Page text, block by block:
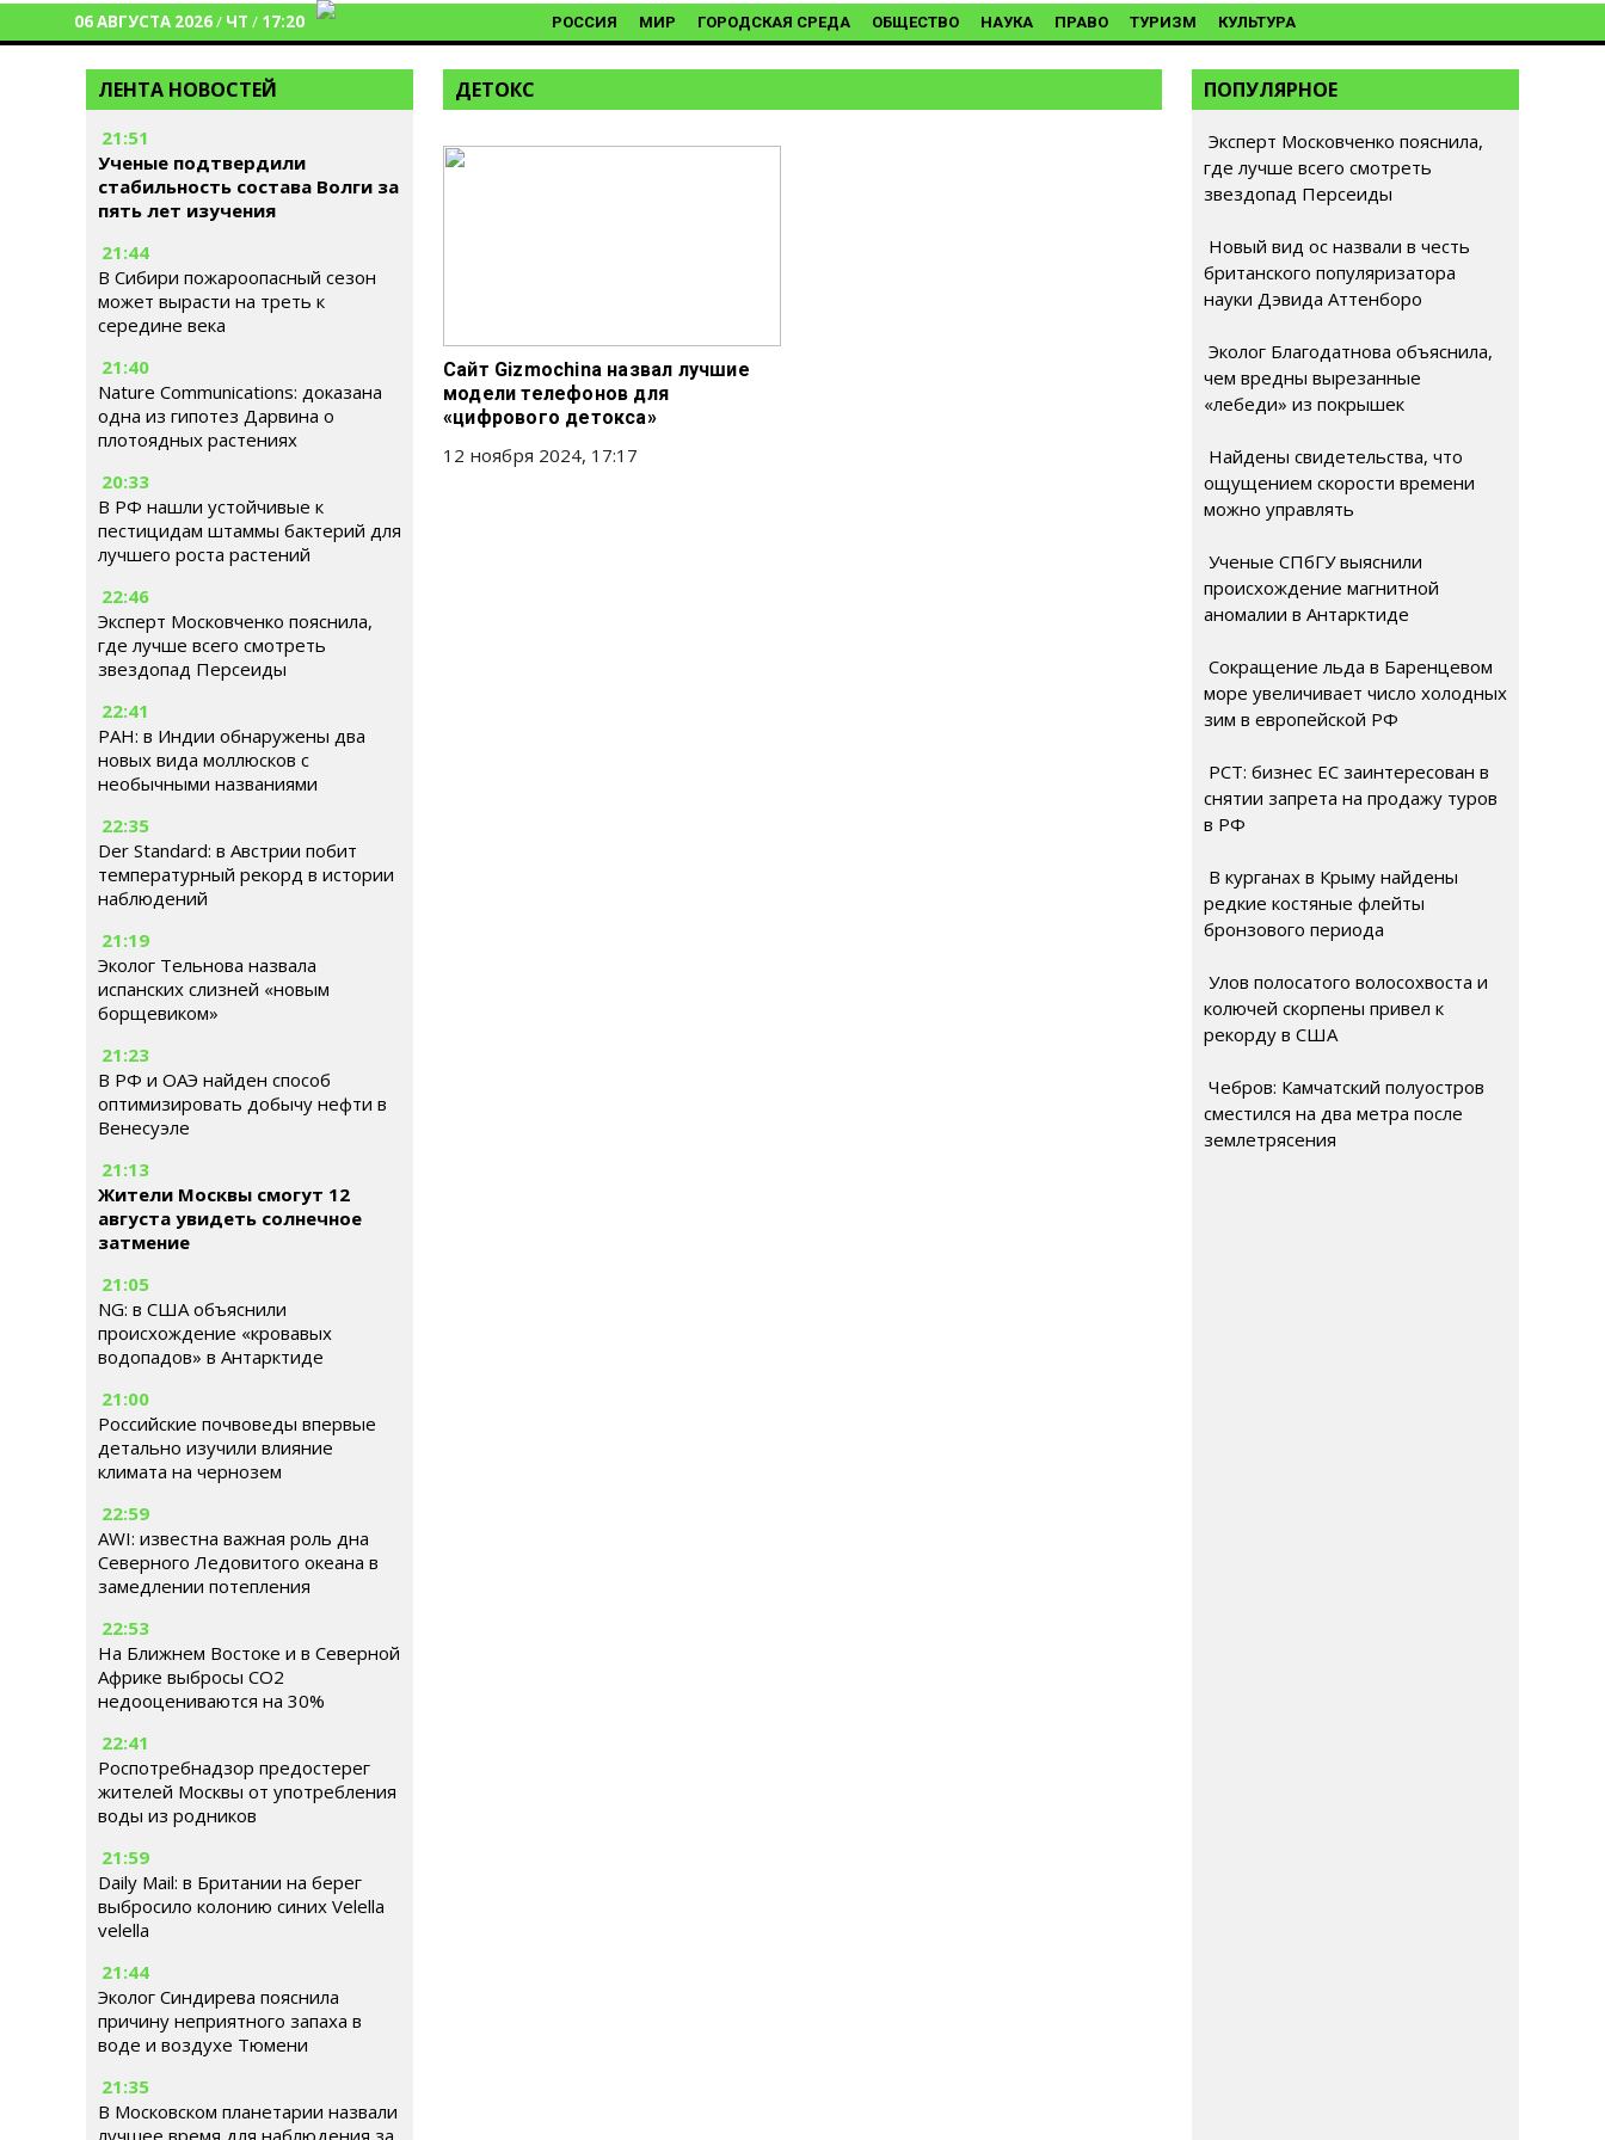
06 АВГУСТА 2026/ ЧТ / 17:20 РОССИЯ МИР ГОРОДСКАЯ СРЕДА ОБЩЕСТВО НАУКА ПРАВО ТУРИЗМ КУЛЬТУРА
ЛЕНТА НОВОСТЕЙ
21:51
Ученые подтвердили
стабильность состава Волги за
пять лет изучения
21:44
В Сибири пожароопасный сезон
может вырасти на треть к
середине века
21:40
Nature Communications: доказана
одна из гипотез Дарвина о
плотоядных растениях
20:33
В РФ нашли устойчивые к
пестицидам штаммы бактерий для
лучшего роста растений
22:46
Эксперт Московченко пояснила,
где лучше всего смотреть
звездопад Персеиды
22:41
РАН: в Индии обнаружены два
новых вида моллюсков с
необычными названиями
22:35
Der Standard: в Австрии побит
температурный рекорд в истории
наблюдений
21:19
Эколог Тельнова назвала
испанских слизней «новым
борщевиком»
21:23
В РФ и ОАЭ найден способ
оптимизировать добычу нефти в
Венесуэле
21:13
Жители Москвы смогут 12
августа увидеть солнечное
затмение
21:05
NG: в США объяснили
происхождение «кровавых
водопадов» в Антарктиде
21:00
Российские почвоведы впервые
детально изучили влияние
климата на чернозем
22:59
AWI: известна важная роль дна
Северного Ледовитого океана в
замедлении потепления
22:53
На Ближнем Востоке и в Северной
Африке выбросы CO2
недооцениваются на 30%
22:41
Роспотребнадзор предостерег
жителей Москвы от употребления
воды из родников
21:59
Daily Mail: в Британии на берег
выбросило колонию синих Velella
velella
21:44
Эколог Синдирева пояснила
причину неприятного запаха в
воде и воздухе Тюмени
21:35
В Московском планетарии назвали
лучшее время для наблюдения за
ДЕТОКС
Сайт Gizmochina назвал лучшие
модели телефонов для
«цифрового детокса»
12 ноября 2024, 17:17
ПОПУЛЯРНОЕ
Эксперт Московченко пояснила,
где лучше всего смотреть
звездопад Персеиды
Новый вид ос назвали в честь
британского популяризатора
науки Дэвида Аттенборо
Эколог Благодатнова объяснила,
чем вредны вырезанные
«лебеди» из покрышек
Найдены свидетельства, что
ощущением скорости времени
можно управлять
Ученые СПбГУ выяснили
происхождение магнитной
аномалии в Антарктиде
Сокращение льда в Баренцевом
море увеличивает число холодных
зим в европейской РФ
РСТ: бизнес ЕС заинтересован в
снятии запрета на продажу туров
в РФ
В курганах в Крыму найдены
редкие костяные флейты
бронзового периода
Улов полосатого волосохвоста и
колючей скорпены привел к
рекорду в США
Чебров: Камчатский полуостров
сместился на два метра после
землетрясения